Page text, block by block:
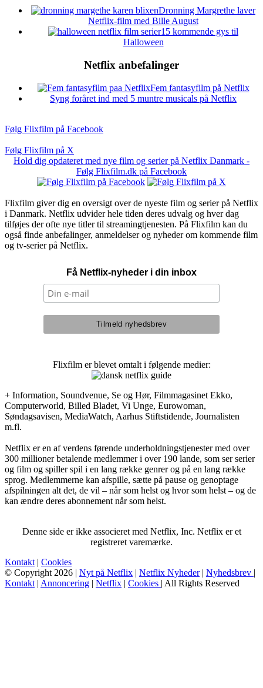
Dronning Margrethe laver
Netflix-film med Bille August
15 kommende gys til
Halloween
Netflix anbefalinger
Fem fantasyfilm på Netflix
Syng foråret ind med 5 muntre musicals på Netflix
Følg Flixfilm på Facebook
Følg Flixfilm på X
Hold dig opdateret med nye film og serier på Netflix Danmark -
Følg Flixfilm.dk på Facebook
Flixfilm giver dig en oversigt over de nyeste film og serier på Netflix
i Danmark. Netflix udvider hele tiden deres udvalg og hver dag
tilføjes der ofte nye titler til streamingtjenesten. På Flixfilm kan du
også finde anbefalinger, anmeldelser og nyheder om kommende film
og tv-serier på Netflix.
Få Netflix-nyheder i din inbox
Flixfilm er blevet omtalt i følgende medier:
+ Information, Soundvenue, Se og Hør, Filmmagasinet Ekko,
Computerworld, Billed Bladet, Vi Unge, Eurowoman,
Søndagsavisen, MediaWatch, Aarhus Stiftstidende, Journalisten
m.fl.
Netflix er en af verdens førende underholdningstjenester med over
300 millioner betalende medlemmer i over 190 lande, som ser serier
og film og spiller spil i en lang række genrer og på en lang række
sprog. Medlemmerne kan afspille, sætte på pause og genoptage
afspilningen alt det, de vil – når som helst og hvor som helst – og de
kan ændre deres abonnement når som helst.
Denne side er ikke associeret med Netflix, Inc. Netflix er et
registreret varemærke.
Kontakt | Cookies
© Copyright 2026 | Nyt på Netflix | Netflix Nyheder| Nyhedsbrev |
Kontakt | Annoncering | Netflix | Cookies | All Rights Reserved